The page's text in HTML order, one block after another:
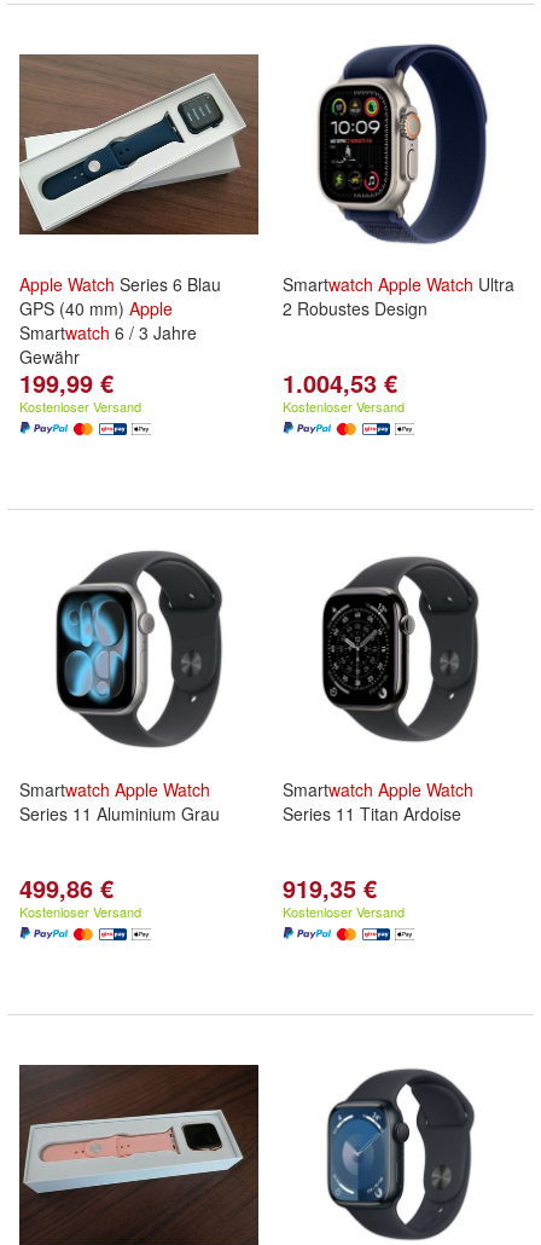
Apple Watch Series 6 Blau
GPS (40 mm) Apple
Smartwatch 6 / 3 Jahre
Gewähr
199,99 €
Kostenloser Versand
Smartwatch Apple Watch Ultra
2 Robustes Design
1.004,53 €
Kostenloser Versand
Smartwatch Apple Watch
Series 11 Aluminium Grau
499,86 €
Kostenloser Versand
Smartwatch Apple Watch
Series 11 Titan Ardoise
919,35 €
Kostenloser Versand